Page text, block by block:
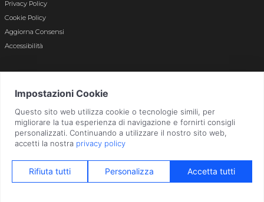
Privacy Policy
Cookie Policy
Aggiorna Consensi
Accessibilità
Bergamo n. 01496180165 · Capitale Sociale i.v. € 800.000,00